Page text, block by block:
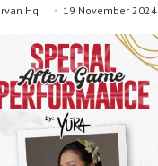
Irvan Hq 19 November 2024